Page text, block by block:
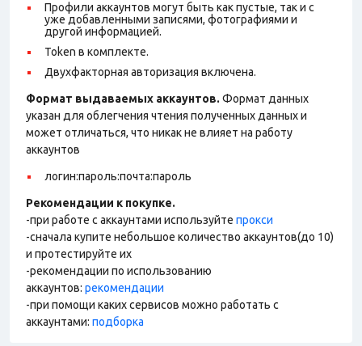
Профили аккаунтов могут быть как пустые, так и с
уже добавленными записями, фотографиями и
другой информацией.
Token в комплекте.
Двухфакторная авторизация включена.
Формат выдаваемых аккаунтов. Формат данных
указан для облегчения чтения полученных данных и
может отличаться, что никак не влияет на работу
аккаунтов
логин:пароль:почта:пароль
Рекомендации к покупке.
-при работе с аккаунтами используйте прокси
-сначала купите небольшое количество аккаунтов(до 10)
и протестируйте их
-рекомендации по использованию
аккаунтов: рекомендации
-при помощи каких сервисов можно работать с
аккаунтами: подборка